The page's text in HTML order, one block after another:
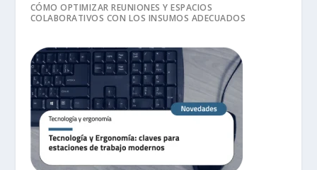
CÓMO OPTIMIZAR REUNIONES Y ESPACIOS
COLABORATIVOS CON LOS INSUMOS ADECUADOS